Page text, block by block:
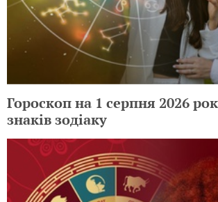
Гороскоп на 1 серпня 2026
знаків зодіаку